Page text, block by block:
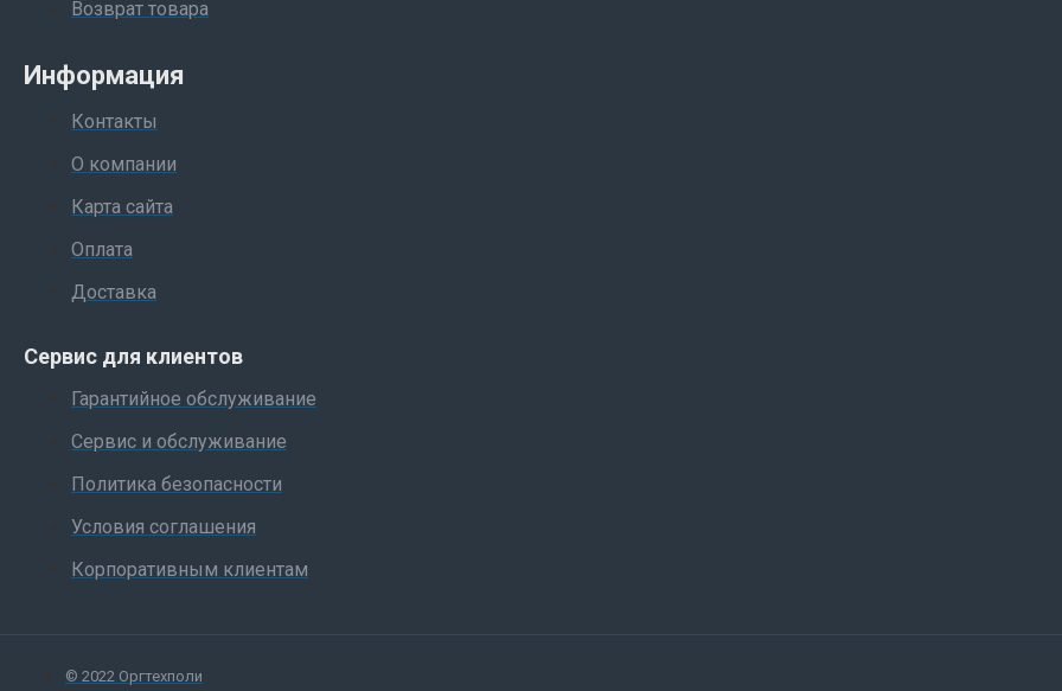
Возврат товара
Информация
Контакты
О компании
Карта сайта
Оплата
Доставка
Сервис для клиентов
Гарантийное обслуживание
Сервис и обслуживание
Политика безопасности
Условия соглашения
Корпоративным клиентам
© 2022 Оргтехполи